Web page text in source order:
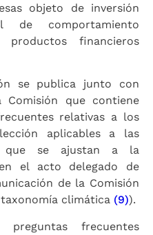
objeto de inversión
comportamiento
financieros
se publica junto con
que contiene
relativas a los
aplicables a las
que se ajustan a la
el acto delegado de
de la Comisión
climática (9)).
frecuentes